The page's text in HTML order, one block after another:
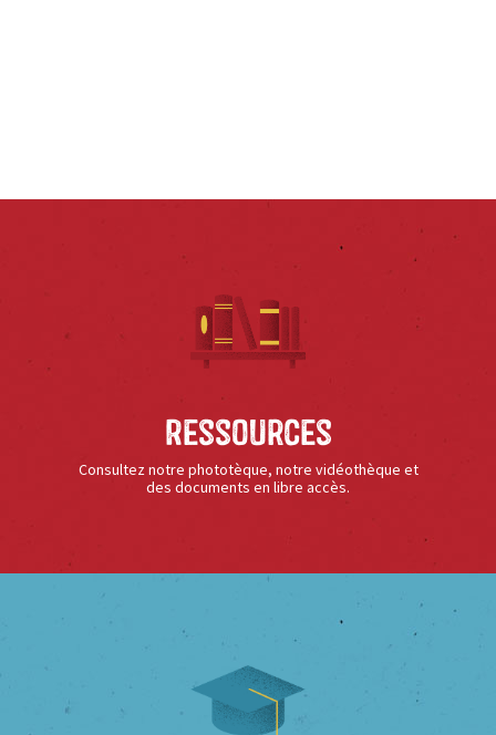
Ressources
Consultez notre phototèque, notre vidéothèque et
des documents en libre accès.